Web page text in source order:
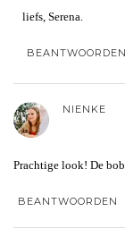
liefs, Serena.
BEANTWOORDEN
NIENKE
Prachtige look! De
BEANTWOORDEN